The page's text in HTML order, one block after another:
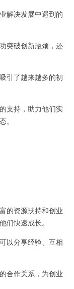
解决发展中遇到的
突破创新瓶颈，还
引了越来越多的初
支持，助力他们实
。
的资源扶持和创业
们快速成长。
以分享经验、互相
合作关系，为创业